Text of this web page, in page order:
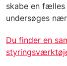
skabe en fælles
undersøges
Du finder en